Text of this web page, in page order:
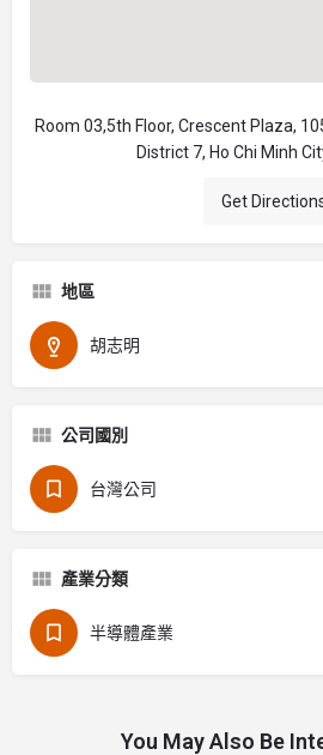
Room 03,5th Floor, Crescent Plaza,
District 7, Ho Chi Minh
Get
地區
胡志明
公司國別
台灣公司
產業分類
半導體產業
You May Also Be